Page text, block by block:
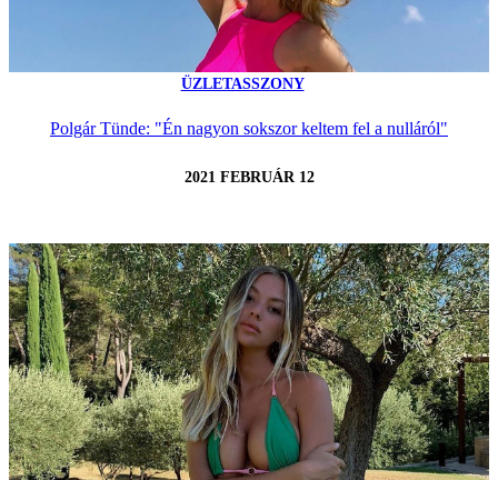
ÜZLETASSZONY
Polgár Tünde: "Én nagyon sokszor keltem fel a nulláról"
2021 FEBRUÁR 12